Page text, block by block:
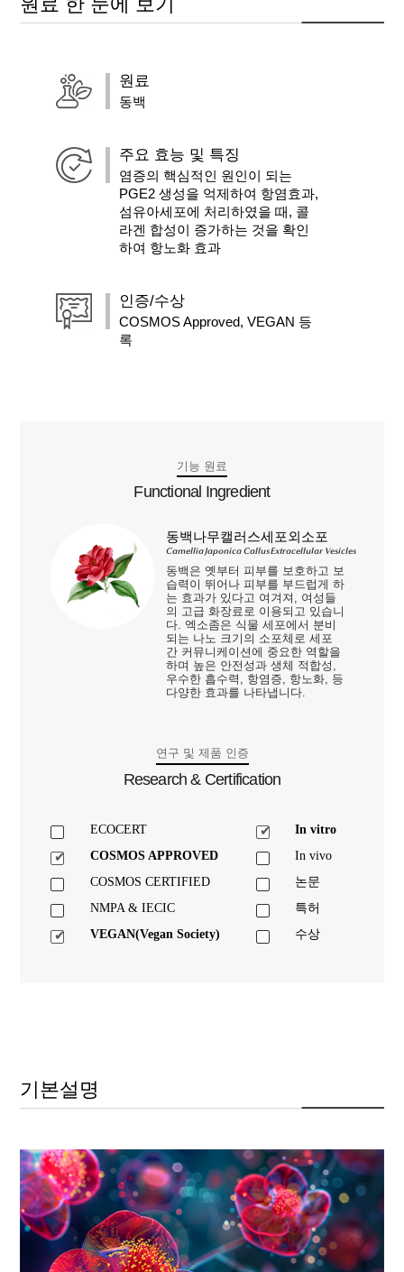
원료
동백
주요 효능 및 특징
염증의 핵심적인 원인이 되는
PGE2 생성을 억제하여 항염효과,
섬유아세포에 처리하였을 때, 콜
라겐 합성이 증가하는 것을 확인
하여 항노화 효과
인증/수상
COSMOS Approved, VEGAN 등
록
기능 원료
Functional Ingredient
동백나무캘러스세포외소포
Camellia Japonica Callus Extracellular Vesicles
동백은 옛부터 피부를 보호하고 보
습력이 뛰어나 피부를 부드럽게 하
는 효과가 있다고 여겨져, 여성들
의 고급 화장료로 이용되고 있습니
다. 엑소좀은 식물 세포에서 분비
되는 나노 크기의 소포체로 세포
간 커뮤니케이션에 중요한 역할을
하며 높은 안전성과 생체 적합성,
우수한 흡수력, 항염증, 항노화, 등
다양한 효과를 나타냅니다.
연구 및 제품 인증
Research & Certification
ECOCERT
In vitro
COSMOS APPROVED
In vivo
COSMOS CERTIFIED
논문
NMPA & IECIC
특허
VEGAN(Vegan Society)
수상
기본설명